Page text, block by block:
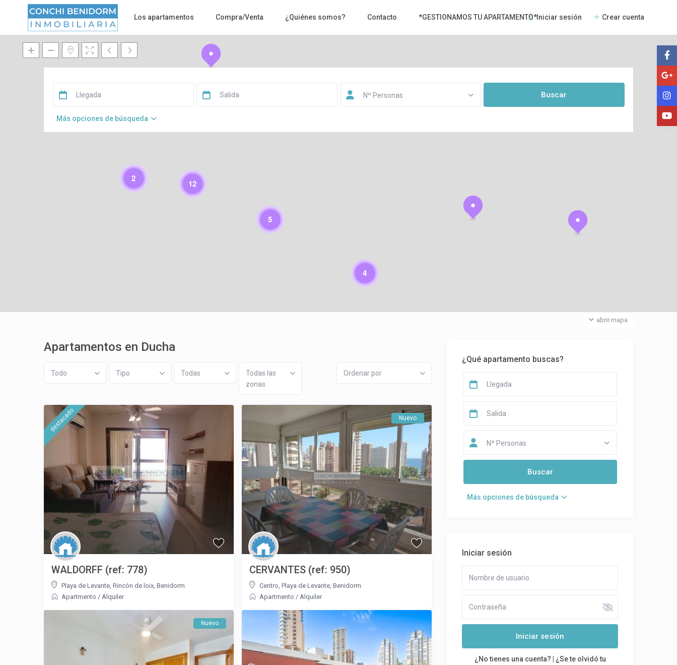
Iniciar sesión Crear cuenta
Los apartamentos Compra/Venta ¿Quiénes somos? Contacto *GESTIONAMOS TU APARTAMENTO*
4
2 12
5
Cargando mapa
abrir mapa
Nº Personas
Más opciones de búsqueda
Apartamentos en Ducha
Todo Tipo Todas
Todas las
zonas
Ordenar por
destacado
WALDORFF (ref: 778)
Playa de Levante, Rincón de loix, Benidorm
Apartmento / Alquiler
Nuevo
CERVANTES (ref: 950)
Centro, Playa de Levante, Benidorm
Apartmento / Alquiler
Nuevo
¿Qué apartamento buscas?
Nº Personas
Más opciones de búsqueda
Iniciar sesión
Iniciar sesión
¿No tienes una cuenta?
¿Se te olvidó tu